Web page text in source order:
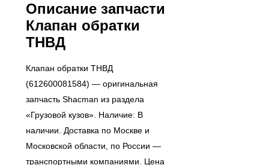
Описание запчасти
Клапан обратки
ТНВД
Клапан обратки ТНВД
(612600081584) — оригинальная
запчасть Shacman из раздела
«Грузовой кузов». Наличие: В
наличии. Доставка по Москве и
Московской области, по России —
транспортными компаниями. Цена